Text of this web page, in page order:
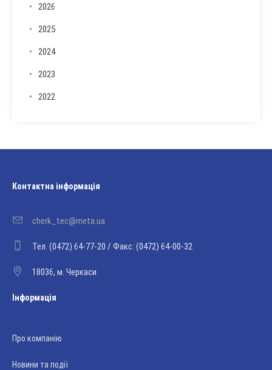
2026
2025
2024
2023
2022
Контактна інформація
cherk_tec@meta.ua
Тел. (0472) 64-77-20 / Факс: (0472) 64-00-32
18036, м. Черкаси
Інформація
Про компанію
Новини та події